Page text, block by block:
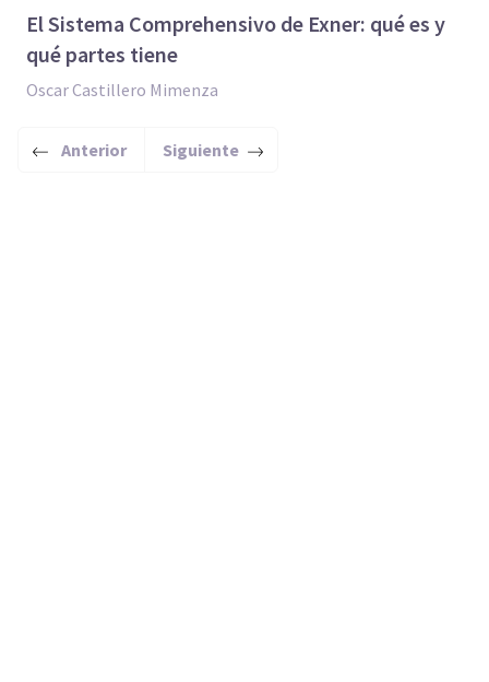
El Sistema Comprehensivo de Exner: qué es y
qué partes tiene
Oscar Castillero Mimenza
Anterior Siguiente